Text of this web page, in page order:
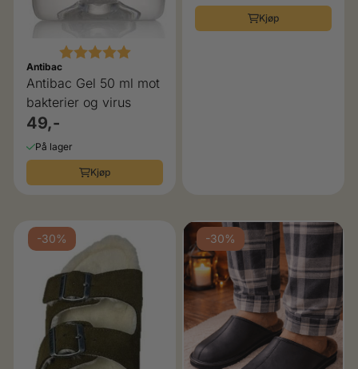
Karakter: 5.0 av 5 mulige
Antibac
Antibac Gel 50 ml mot
bakterier og virus
49,-
På lager
Kjøp
Kjøp
-30% -30%